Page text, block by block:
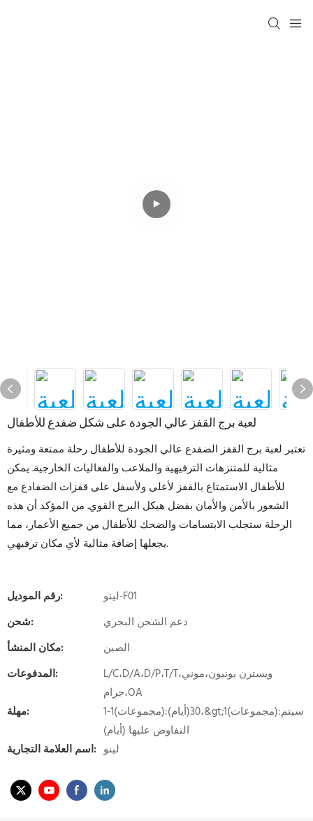
لعبة برج القفز عالي الجودة على شكل ضفدع للأطفال
تعتبر لعبة برج القفز الضفدع عالي الجودة للأطفال رحلة ممتعة ومثيرة
مثالية للمتنزهات الترفيهية والملاعب والفعاليات الخارجية. يمكن
للأطفال الاستمتاع بالقفز لأعلى ولأسفل على قفزات الضفادع مع
الشعور بالأمن والأمان بفضل هيكل البرج القوي. من المؤكد أن هذه
الرحلة ستجلب الابتسامات والضحك للأطفال من جميع الأعمار، مما
يجعلها إضافة مثالية لأي مكان ترفيهي.
رقم الموديل:
لينو-F01
شحن:
دعم الشحن البحري
مكان المنشأ:
الصين
المدفوعات:
L/C،D/A،D/P،T/T،ويسترن يونيون،موني
جرام،OA
مهلة:
1-1(مجموعات):30(أيام)،&gt;1(مجموعات):سيتم
التفاوض عليها (أيام)
اسم العلامة التجارية: لينو